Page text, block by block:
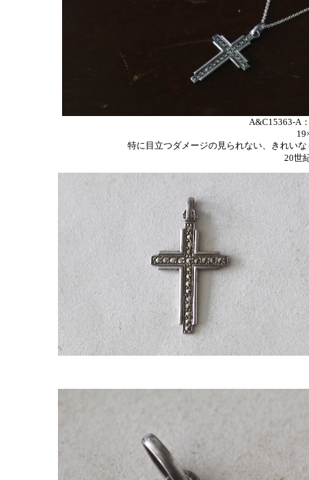
A&C15363-A
特に目立つダメージの見られない、きれい
20世